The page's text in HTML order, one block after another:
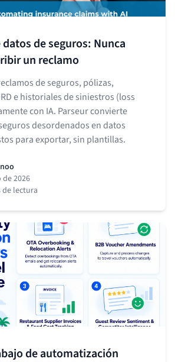
de seguros: Nunca
un reclamo
de seguros, pólizas,
e historiales de siniestros (loss
con IA. Parseur convierte
desordenados en datos
para exportar, sin plantillas.
2026
lectura
de automatización